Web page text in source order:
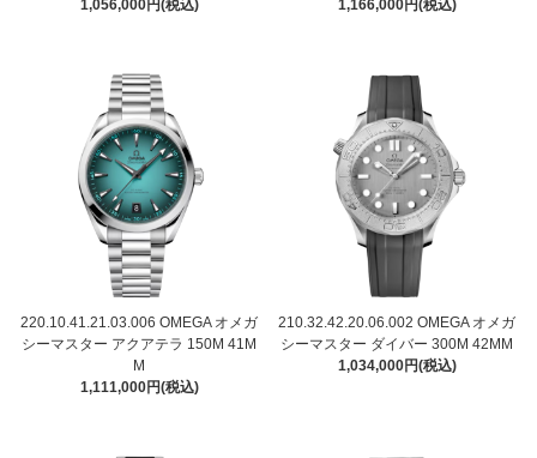
1,056,000円(税込)
1,166,000円(税込)
220.10.41.21.03.006 OMEGA オメガ
シーマスター アクアテラ 150M 41M
M
1,111,000円(税込)
210.32.42.20.06.002 OMEGA オメガ
シーマスター ダイバー 300M 42MM
1,034,000円(税込)